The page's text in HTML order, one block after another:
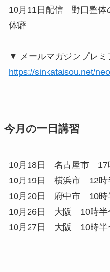
10月11日配信 野口整体
体癖
▼ メールマガジンプレミ
https://sinkataisou.net/
今月の一日講習
10月18日 名古屋市 17
10月19日 横浜市 12時
10月20日 府中市 10時
10月26日 大阪 10時半
10月27日 大阪 10時半